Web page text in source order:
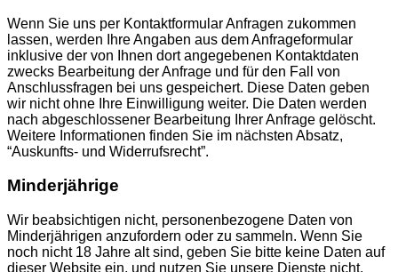
Wenn Sie uns per Kontaktformular Anfragen zukommen
lassen, werden Ihre Angaben aus dem Anfrageformular
inklusive der von Ihnen dort angegebenen Kontaktdaten
zwecks Bearbeitung der Anfrage und für den Fall von
Anschlussfragen bei uns gespeichert. Diese Daten geben
wir nicht ohne Ihre Einwilligung weiter. Die Daten werden
nach abgeschlossener Bearbeitung Ihrer Anfrage gelöscht.
Weitere Informationen finden Sie im nächsten Absatz,
“Auskunfts- und Widerrufsrecht”.
Minderjährige
Wir beabsichtigen nicht, personenbezogene Daten von
Minderjährigen anzufordern oder zu sammeln. Wenn Sie
noch nicht 18 Jahre alt sind, geben Sie bitte keine Daten auf
dieser Website ein, und nutzen Sie unsere Dienste nicht.